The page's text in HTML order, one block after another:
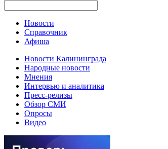
Новости
Справочник
Афиша
Новости Калининграда
Народные новости
Мнения
Интервью и аналитика
Пресс-релизы
Обзор СМИ
Опросы
Видео